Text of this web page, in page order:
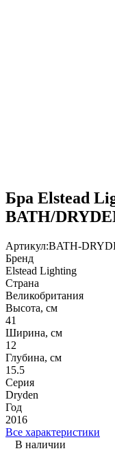
Бра Elstead
BATH/
Артикул:BATH-
Бренд
Elstead Lighting
Страна
Великобритания
Высота, см
41
Ширина, см
12
Глубина, см
15.5
Серия
Dryden
Год
2016
Все характеристики
В наличии